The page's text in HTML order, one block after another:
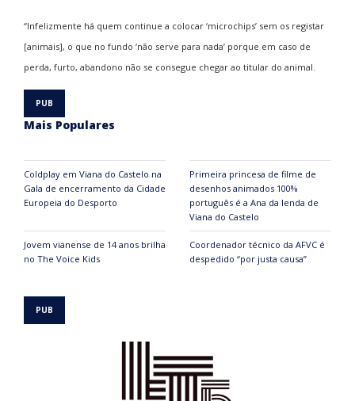
“Infelizmente há quem continue a colocar ‘microchips’ sem os registar
[animais], o que no fundo ‘não serve para nada’ porque em caso de
perda, furto, abandono não se consegue chegar ao titular do animal.
Mais Populares
Coldplay em Viana do Castelo na
Gala de encerramento da Cidade
Europeia do Desporto
Primeira princesa de filme de
desenhos animados 100%
português é a Ana da lenda de
Viana do Castelo
Jovem vianense de 14 anos brilha
no The Voice Kids
Coordenador técnico da AFVC é
despedido “por justa causa”